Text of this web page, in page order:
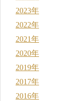
2023年
2022年
2021年
2020年
2019年
2017年
2016年